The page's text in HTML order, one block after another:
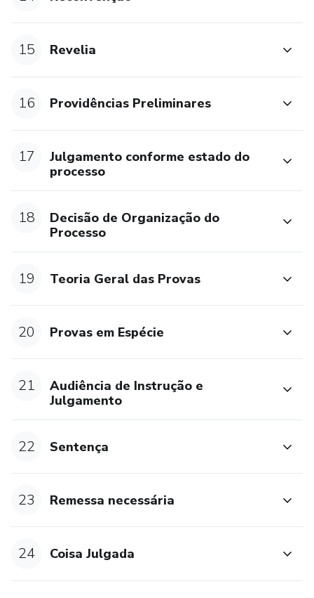
15 Revelia
16 Providências Preliminares
17
Julgamento conforme estado do
processo
18
Decisão de Organização do
Processo
19 Teoria Geral das Provas
20 Provas em Espécie
21
Audiência de Instrução e
Julgamento
22 Sentença
23 Remessa necessária
24 Coisa Julgada